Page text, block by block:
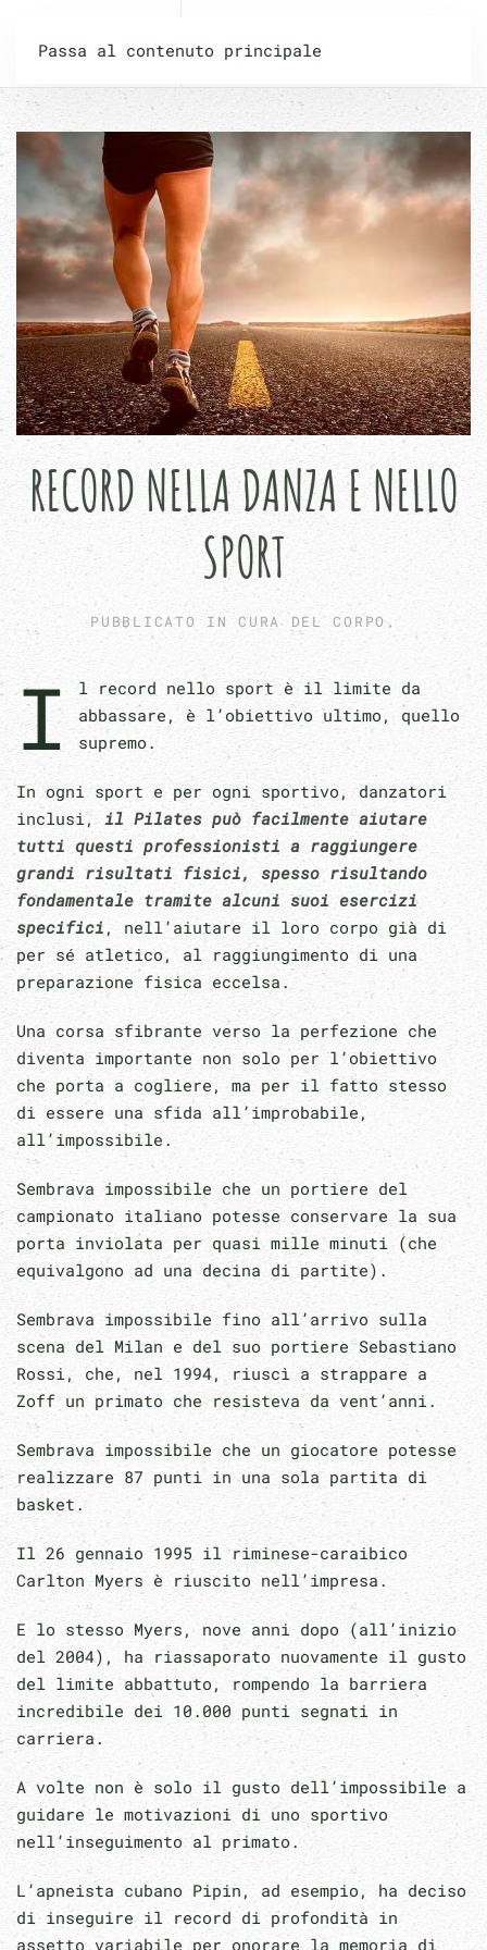
Passa al contenuto principale
PILATES PLUS
RECORD NELLA DANZA E NELLO
SPORT
PUBBLICATO INCURA DEL CORPO .
I
l record nello sport è il limite da
abbassare, è l’obiettivo ultimo, quello
supremo.
In ogni sport e per ogni sportivo, danzatori
inclusi, il Pilates può facilmente aiutare
tutti questi professionisti a raggiungere
grandi risultati fisici, spesso risultando
fondamentale tramite alcuni suoi esercizi
specifici , nell’aiutare il loro corpo già di
per sé atletico, al raggiungimento di una
preparazione fisica eccelsa.
Una corsa sfibrante verso la perfezione che
diventa importante non solo per l’obiettivo
che porta a cogliere, ma per il fatto stesso
di essere una sfida all’improbabile,
all’impossibile.
Sembrava impossibile che un portiere del
campionato italiano potesse conservare la sua
porta inviolata per quasi mille minuti (che
equivalgono ad una decina di partite).
Sembrava impossibile fino all’arrivo sulla
scena del Milan e del suo portiere Sebastiano
Rossi, che, nel 1994, riuscì a strappare a
Zoff un primato che resisteva da vent’anni.
Sembrava impossibile che un giocatore potesse
realizzare 87 punti in una sola partita di
basket.
Il 26 gennaio 1995 il riminese-caraibico
Carlton Myers è riuscito nell’impresa.
E lo stesso Myers, nove anni dopo (all’inizio
del 2004), ha riassaporato nuovamente il gusto
del limite abbattuto, rompendo la barriera
incredibile dei 10.000 punti segnati in
carriera.
A volte non è solo il gusto dell’impossibile a
guidare le motivazioni di uno sportivo
nell’inseguimento al primato.
L’apneista cubano Pipin, ad esempio, ha deciso
di inseguire il record di profondità in
assetto variabile per onorare la memoria di